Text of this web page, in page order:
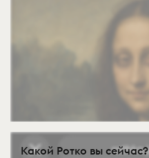
Какой Ротко вы сейчас?